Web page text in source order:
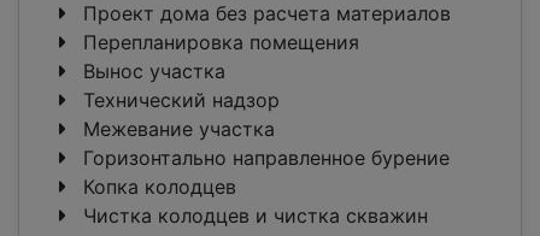
Проект дома без расчета материалов
Перепланировка помещения
Вынос участка
Технический надзор
Межевание участка
Горизонтально направленное бурение
Копка колодцев
Чистка колодцев и чистка скважин